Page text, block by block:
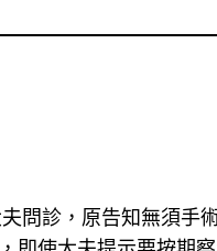
問診，原告知無須手